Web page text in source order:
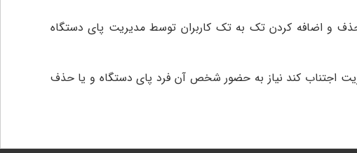
حذف و اضافه کردن تک به تک کاربران توسط مدیریت پای دستگاه
اجتناب کند نیاز به حضور شخص آن فرد پای دستگاه و یا حذف